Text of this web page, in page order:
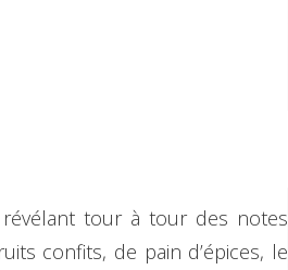
tour à tour des notes
confits, de pain d’épices, le